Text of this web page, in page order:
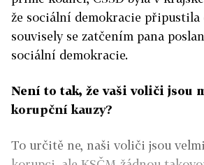
že sociální demokracie připustila
souvisely se zatčením pana
sociální demokracie.
Není to tak, že vaši voliči jsou
korupční kauzy?
To určitě ne, naši voliči jsou